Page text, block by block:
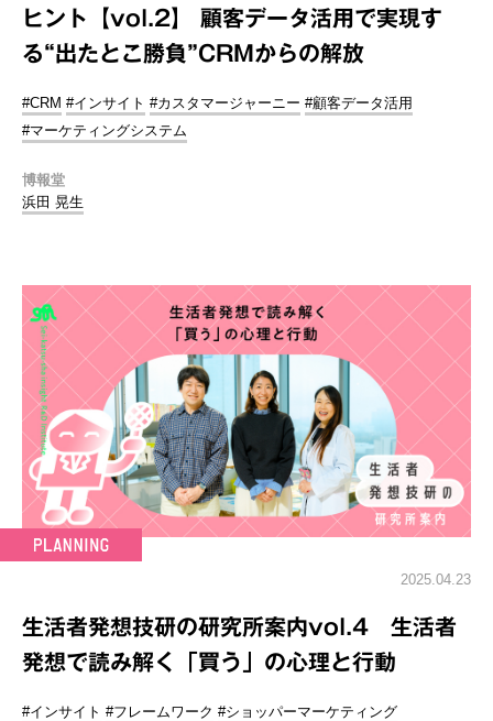
ヒント【vol.2】 顧客データ活用で実現す
る“出たとこ勝負”CRMからの解放
#CRM #インサイト #カスタマージャーニー #顧客データ活用
#マーケティングシステム
博報堂
浜田 晃生
2025.04.23
生活者発想技研の研究所案内vol.4 生活者
発想で読み解く「買う」の心理と行動
#インサイト #フレームワーク #ショッパーマーケティング